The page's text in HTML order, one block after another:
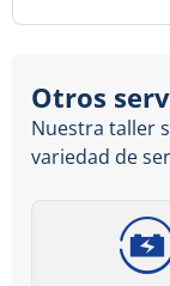
Otros
Nuestra taller
variedad de